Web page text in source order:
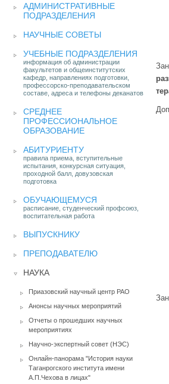
АДМИНИСТРАТИВНЫЕ
ПОДРАЗДЕЛЕНИЯ
НАУЧНЫЕ СОВЕТЫ
УЧЕБНЫЕ ПОДРАЗДЕЛЕНИЯ
информация об администрации
факультетов и общеинститутских
кафедр, направлениях подготовки,
профессорско-преподавательском
составе, адреса и телефоны деканатов
СРЕДНЕЕ
ПРОФЕССИОНАЛЬНОЕ
ОБРАЗОВАНИЕ
АБИТУРИЕНТУ
правила приема, вступительные
испытания, конкурсная ситуация,
проходной балл, довузовская
подготовка
ОБУЧАЮЩЕМУСЯ
расписание, студенческий профсоюз,
воспитательная работа
ВЫПУСКНИКУ
ПРЕПОДАВАТЕЛЮ
НАУКА
Приазовский научный центр РАО
Анонсы научных мероприятий
Отчеты о прошедших научных
мероприятиях
Научно-экспертный совет (НЭС)
Онлайн-панорама "История науки
Таганрогского института имени
А.П.Чехова в лицах"